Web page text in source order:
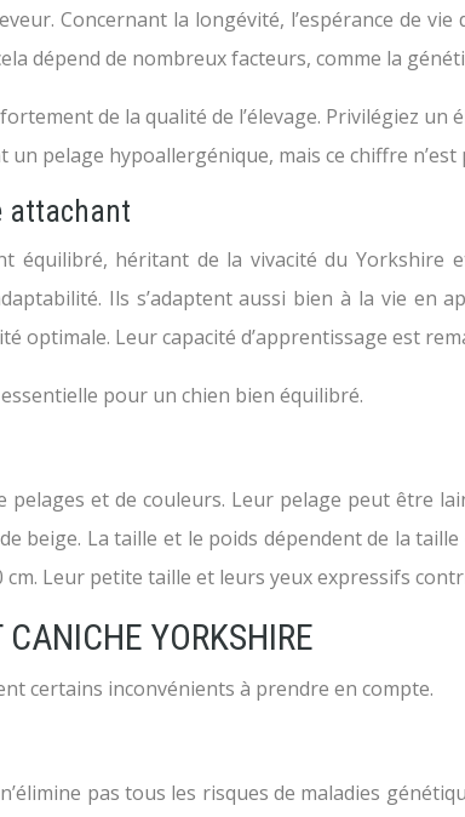
Concernant la longévité, l’espérance de vie
dépend de nombreux facteurs, comme la
de la qualité de l’élevage. Privilégiez
pelage hypoallergénique, mais ce chiffre
attachant
équilibré, héritant de la vivacité du Yorkshire
Ils s’adaptent aussi bien à la vie en
optimale. Leur capacité d’apprentissage est
pour un chien bien équilibré.
et de couleurs. Leur pelage peut être
beige. La taille et le poids dépendent de la
Leur petite taille et leurs yeux expressifs
YORKSHIRE
certains inconvénients à prendre en compte.
pas tous les risques de maladies